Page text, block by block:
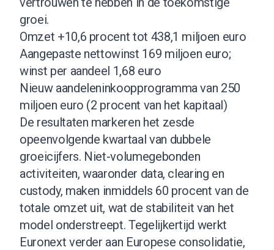
groei.
Omzet +10,6 procent tot 438,1 miljoen euro
Aangepaste nettowinst 169 miljoen euro;
winst per aandeel 1,68 euro
Nieuw aandeleninkoopprogramma van 250
miljoen euro (2 procent van het kapitaal)
De resultaten markeren het zesde
opeenvolgende kwartaal van dubbele
groeicijfers. Niet-volumegebonden
activiteiten, waaronder data, clearing en
custody, maken inmiddels 60 procent van de
totale omzet uit, wat de stabiliteit van het
model onderstreept. Tegelijkertijd werkt
Euronext verder aan Europese consolidatie,